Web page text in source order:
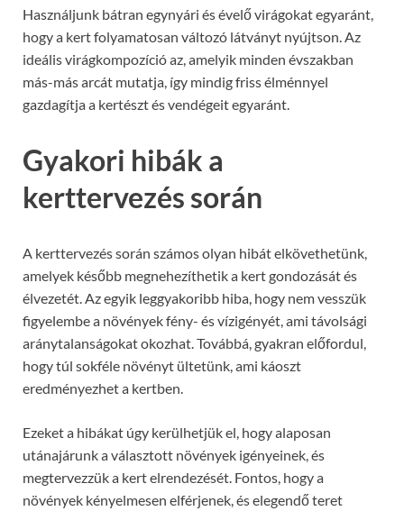
Használjunk bátran egynyári és évelő virágokat egyaránt,
hogy a kert folyamatosan változó látványt nyújtson. Az
ideális virágkompozíció az, amelyik minden évszakban
más-más arcát mutatja, így mindig friss élménnyel
gazdagítja a kertészt és vendégeit egyaránt.
Gyakori hibák a
kerttervezés során
A kerttervezés során számos olyan hibát elkövethetünk,
amelyek később megnehezíthetik a kert gondozását és
élvezetét. Az egyik leggyakoribb hiba, hogy nem vesszük
figyelembe a növények fény- és vízigényét, ami távolsági
aránytalanságokat okozhat. Továbbá, gyakran előfordul,
hogy túl sokféle növényt ültetünk, ami káoszt
eredményezhet a kertben.
Ezeket a hibákat úgy kerülhetjük el, hogy alaposan
utánajárunk a választott növények igényeinek, és
megtervezzük a kert elrendezését. Fontos, hogy a
növények kényelmesen elférjenek, és elegendő teret